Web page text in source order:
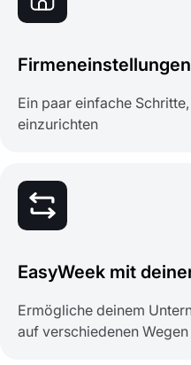
Ein paar einfache
einzurichten
EasyWeek mit
Ermögliche deinem
auf verschiedenen Wegen